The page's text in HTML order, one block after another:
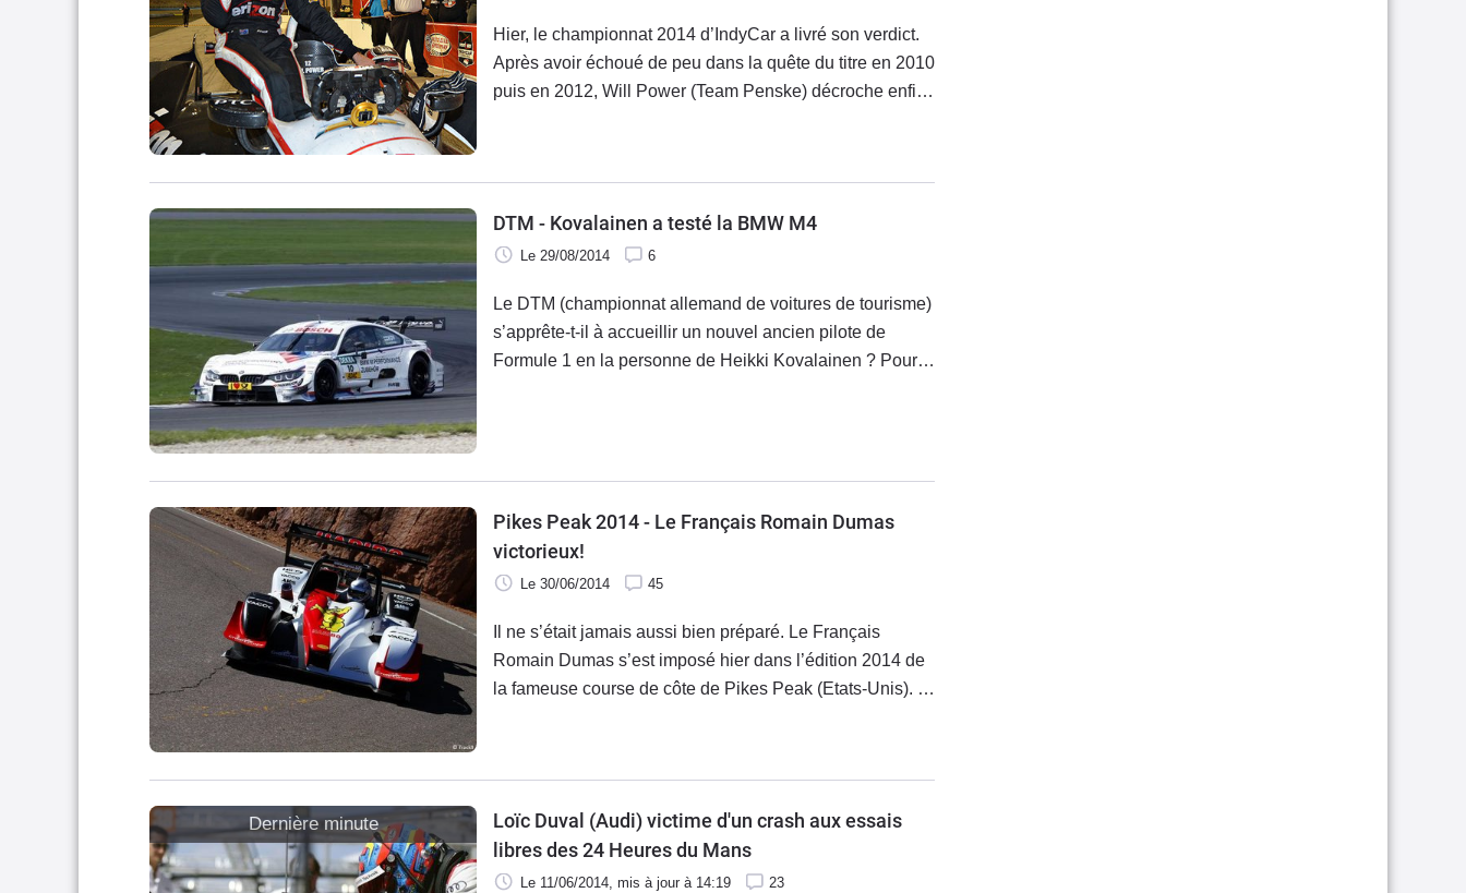
Hier, le championnat 2014 d’IndyCar a livré son verdict.
Après avoir échoué de peu dans la quête du titre en 2010
puis en 2012, Will Power (Team Penske) décroche enfin
DTM - Kovalainen a testé la BMW M4
Le 29/08/2014 6
Le DTM (championnat allemand de voitures de tourisme)
s’apprête-t-il à accueillir un nouvel ancien pilote de
Formule 1 en la personne de Heikki Kovalainen ? Pour
Pikes Peak 2014 - Le Français Romain Dumas
victorieux!
Le 30/06/2014 45
Il ne s’était jamais aussi bien préparé. Le Français
Romain Dumas s’est imposé hier dans l’édition 2014 de
la fameuse course de côte de Pikes Peak (Etats-Unis). Il
Dernière minute
Loïc Duval (Audi) victime d'un crash aux essais
libres des 24 Heures du Mans
Le 11/06/2014, mis à jour à 14:19 23